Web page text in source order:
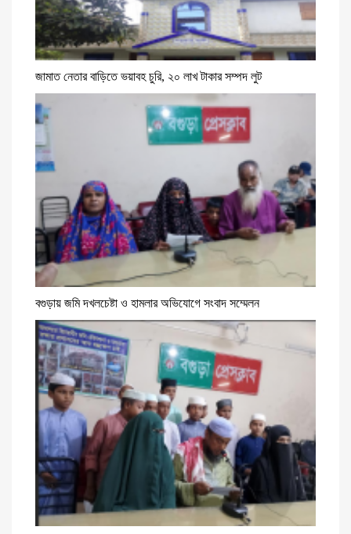
জামাত নেতার বাড়িতে ভয়াবহ চুরি, ২০ লাখ টাকার সম্পদ লুট
বগুড়ায় জমি দখলচেষ্টা ও হামলার অভিযোগে সংবাদ সম্মেলন